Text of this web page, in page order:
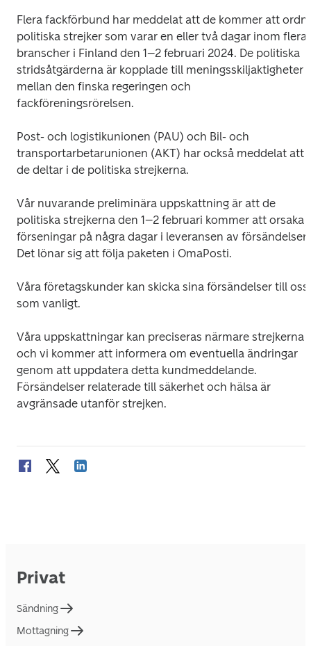
Flera fackförbund har meddelat att de kommer att
politiska strejker som varar en eller två dagar inom flera
branscher i Finland den 1–2 februari 2024. De politiska
stridsåtgärderna är kopplade till meningsskiljaktigheter
mellan den finska regeringen och
fackföreningsrörelsen.
Post- och logistikunionen (PAU) och Bil- och
transportarbetarunionen (AKT) har också meddelat att
de deltar i de politiska strejkerna.
Vår nuvarande preliminära uppskattning är att de
politiska strejkerna den 1–2 februari kommer att orsaka
förseningar på några dagar i leveransen av försändelser.
Det lönar sig att följa paketen i OmaPosti.
Våra företagskunder kan skicka sina försändelser till oss
som vanligt.
Våra uppskattningar kan preciseras närmare strejkerna
och vi kommer att informera om eventuella ändringar
genom att uppdatera detta kundmeddelande.
Försändelser relaterade till säkerhet och hälsa är
avgränsade utanför strejken.
Privat
Sändning
Mottagning